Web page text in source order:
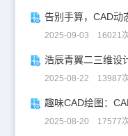
2025-09-03 16021
2025-08-22 13987
2025-08-20 17577